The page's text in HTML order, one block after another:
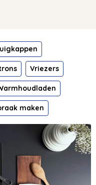
Vriezers
maken